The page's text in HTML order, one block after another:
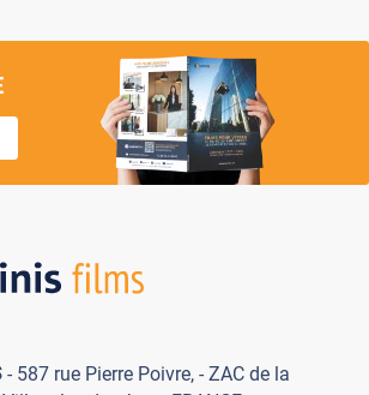
- 587 rue Pierre Poivre, - ZAC de la